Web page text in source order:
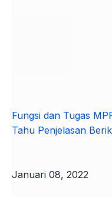
Fungsi dan Tugas
Tahu Penjelasan
Januari 08, 2022